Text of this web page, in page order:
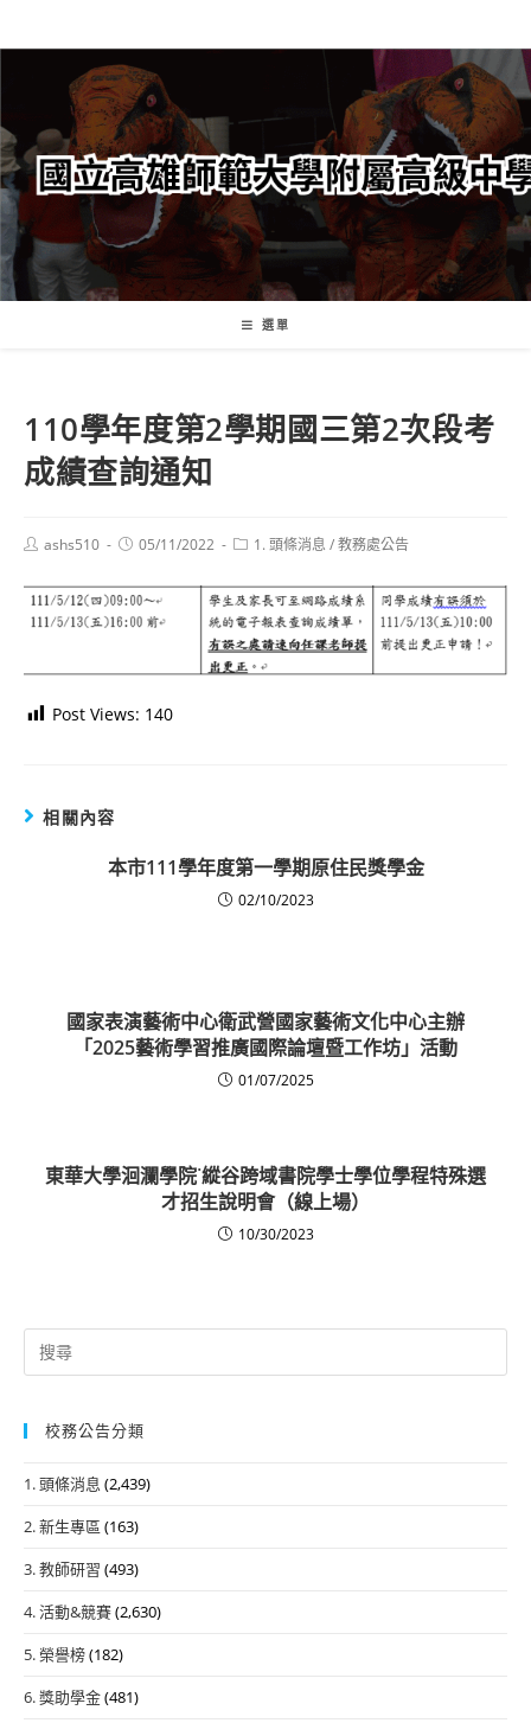
轉
要
內
容
選單
110學年度第2學期國三第2次段考
成績查詢通知
Postashs510
Post05/11/2022
Post1. 頭條消息 /教務處公告
Post Views: 140
相關內容
本市111學年度第一學期原住民獎學金
02/10/2023
國家表演藝術中心衛武營國家藝術文化中心主辦
「2025藝術學習推廣國際論壇暨工作坊」活動
01/07/2025
東華大學洄瀾學院˙縱谷跨域書院學士學位學程特殊選
才招生說明會（線上場）
10/30/2023
Search
for:
校務公告分類
1. 頭條消息 (2,439)
2. 新生專區 (163)
3. 教師研習 (493)
4. 活動&競賽(2,630)
5. 榮譽榜(182)
6. 獎助學金(481)